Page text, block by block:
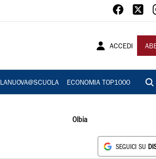
ACCEDI
LANUOVA@SCUOLA ECONOMIA TOP1000
Olbia
SEGUICI SU